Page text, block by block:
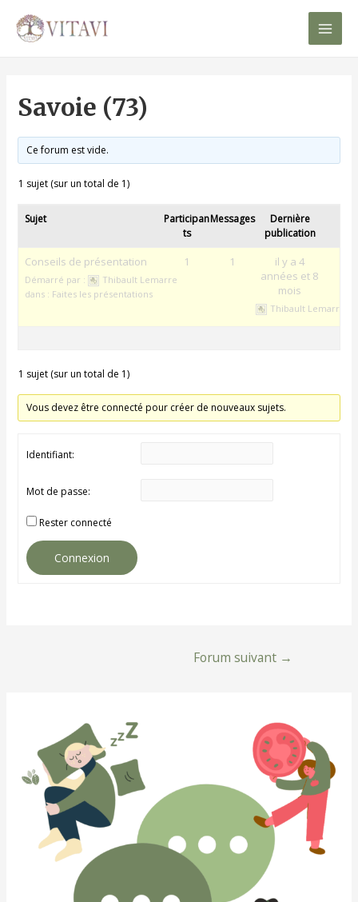
Main
Savoie (73)
Ce forum est vide.
1 sujet (sur un total de 1)
Sujet
Participan
ts
Messages
Dernière
publication
Conseils de présentation
Démarré par :
Thibault Lemarre
dans : Faites les présentations
1 1
il y a 4
années et 8
mois
Thibault Lemarre
1 sujet (sur un total de 1)
Vous devez être connecté pour créer de nouveaux sujets.
Identifiant:
Mot de passe:
Rester connecté
Connexion
Forum suivant →